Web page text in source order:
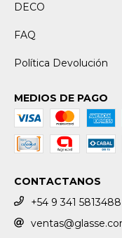
DECO
FAQ
Política Devolución
MEDIOS DE PAGO
CONTACTANOS
+54 9 341 5813488